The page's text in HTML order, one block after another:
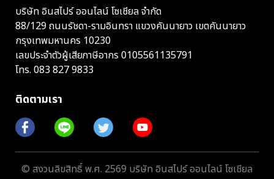
บริษัท อินสไปร์ ออนไลน์ โซเชียล จำกัด
88/129 ถนนรัชดา-รามอินทรา แขวงคันนายาว เขตคันนายาว
กรุงเทพมหานคร 10230
เลขประจำตัวผู้เสียภาษีอากร 0105561135791
โทร. 083 827 9833
ติดตามเรา
© สงวนลิขสิทธิ์ พ.ศ. 2569 บริษัท อินสไปร์ ออนไลน์ โซเชียล